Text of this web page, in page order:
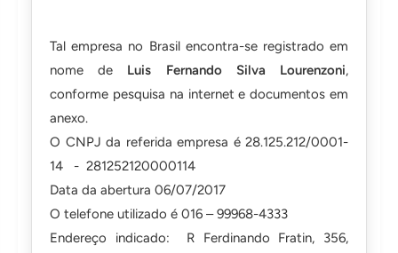
Tal empresa no Brasil encontra-se registrado em
nome de Luis Fernando Silva Lourenzoni,
conforme pesquisa na internet e documentos em
anexo.
O CNPJ da referida empresa é 28.125.212/0001-
14 - 281252120000114
Data da abertura 06/07/2017
O telefone utilizado é 016 – 99968-4333
Endereço indicado: R Ferdinando Fratin, 356,